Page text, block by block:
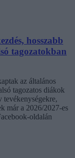
hosszabb
tagozatokban
az általános
tagozatos diákok
tevékenységekre,
már a 2026/2027-es
oldalán